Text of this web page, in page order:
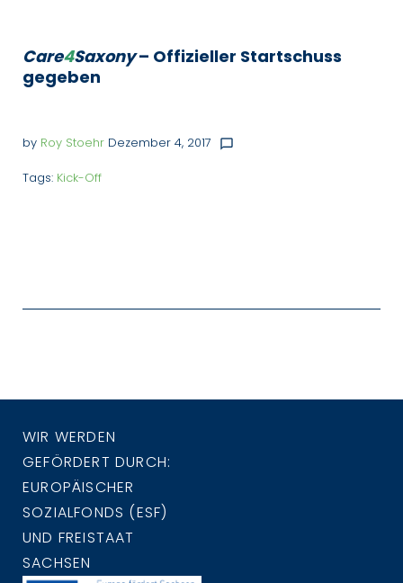
Care4Saxony– Offizieller Startschuss
gegeben
by Roy Stoehr Dezember 4, 2017 chat_bubble_outline
Tags: Kick-Off
WIR WERDEN
GEFÖRDERT DURCH:
EUROPÄISCHER
SOZIALFONDS (ESF)
UND FREISTAAT
SACHSEN